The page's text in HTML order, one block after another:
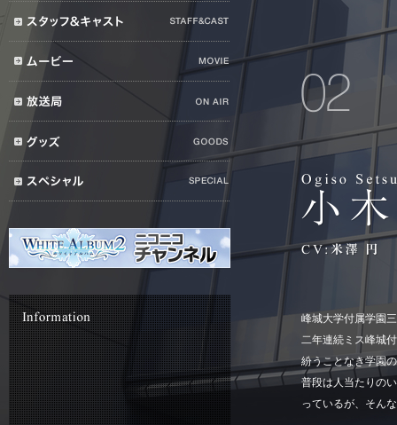
峰城大学付属学園
二年連続ミス峰城
紛うことなき学園
普段は人当たりの
っているが、そん